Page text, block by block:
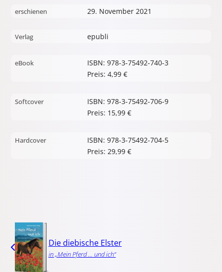
erschienen 29. November 2021
Verlag epubli
eBook
ISBN: 978-3-75492-740-3
Preis: 4,99 €
Softcover
ISBN: 978-3-75492-706-9
Preis: 15,99 €
Hardcover
ISBN: 978-3-75492-704-5
Preis: 29,99 €
Die diebische Elster
in „Mein Pferd ... und ich“